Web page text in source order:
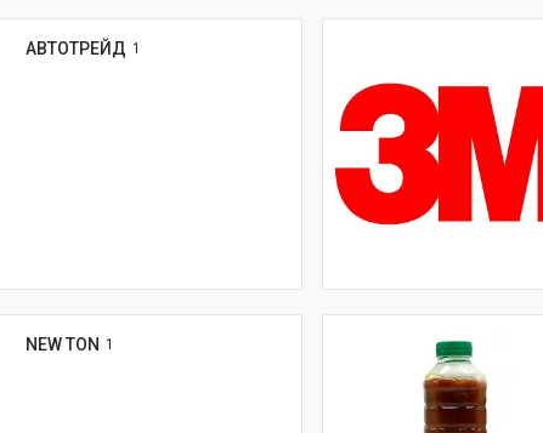
АВТОТРЕЙД 1
NEW TON 1